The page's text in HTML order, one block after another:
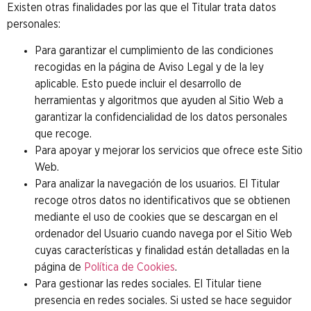
Existen otras finalidades por las que el Titular trata datos
personales:
Para garantizar el cumplimiento de las condiciones
recogidas en la página de Aviso Legal y de la ley
aplicable. Esto puede incluir el desarrollo de
herramientas y algoritmos que ayuden al Sitio Web a
garantizar la confidencialidad de los datos personales
que recoge.
Para apoyar y mejorar los servicios que ofrece este Sitio
Web.
Para analizar la navegación de los usuarios. El Titular
recoge otros datos no identificativos que se obtienen
mediante el uso de cookies que se descargan en el
ordenador del Usuario cuando navega por el Sitio Web
cuyas características y finalidad están detalladas en la
página de Política de Cookies.
Para gestionar las redes sociales. El Titular tiene
presencia en redes sociales. Si usted se hace seguidor